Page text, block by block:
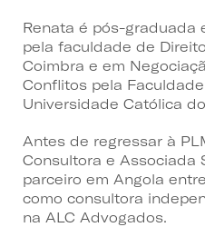
Renata é pós-graduada
pela faculdade de
Coimbra e em
Conflitos pela
Universidade Católica
Antes de regressar à
Consultora e Associada
parceiro em Angola
como consultora
na ALC Advogados.